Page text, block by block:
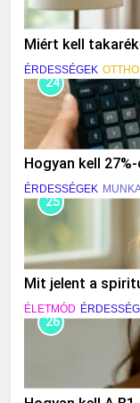
Miért kell
ÉRDESSÉGEK
24
Hogyan kell
ÉRDESSÉGEK
25
Mit jelent a
ÉLETMÓD
26